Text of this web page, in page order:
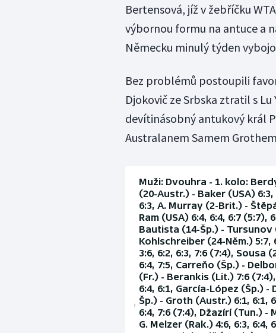
Bertensová, jíž v žebříčku
výbornou formu na antuce a
Německu minulý týden
Bez problémů postoupili
Djokovič ze Srbska ztratil s
devítinásobný antukový král
Australanem Samem
Muži: Dvouhra - 1. kolo:
(20-Austr.) - Baker (USA)
6:3, A. Murray (2-Brit.) -
Ram (USA) 6:4, 6:4, 6:7 (5:7),
Bautista (14-Šp.) - Tursunov
Kohlschreiber (24-Něm.) 5:7,
3:6, 6:2, 6:3, 7:6 (7:4), Sousa
6:4, 7:5, Carreňo (Šp.) -
(Fr.) - Berankis (Lit.) 7:6
6:4, 6:1, García-López (Šp.) -
Šp.) - Groth (Austr.) 6:1, 6:1,
6:4, 7:6 (7:4), Džazírí (Tun.) -
G. Melzer (Rak.) 4:6, 6:3,